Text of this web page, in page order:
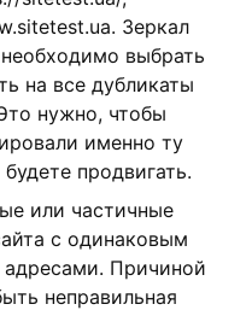
Зеркал
выбрать
на все дубликаты
нужно, чтобы
именно ту
продвигать.
или частичные
с одинаковым
Причиной
неправильная